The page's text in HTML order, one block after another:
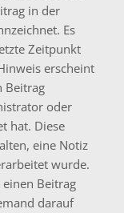
in der
Es
Zeitpunkt
erscheint
Beitrag
oder
hat. Diese
eine Notiz
wurde.
Beitrag
darauf